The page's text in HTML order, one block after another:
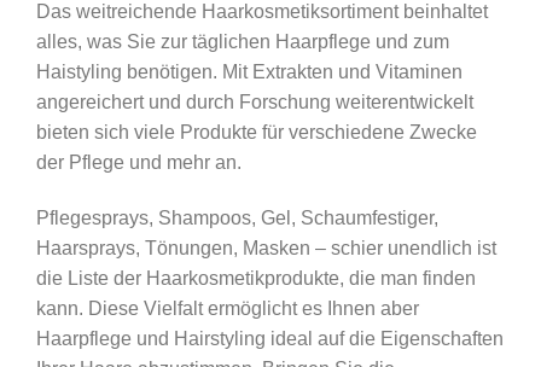
Das weitreichende Haarkosmetiksortiment beinhaltet
alles, was Sie zur täglichen Haarpflege und zum
Haistyling benötigen. Mit Extrakten und Vitaminen
angereichert und durch Forschung weiterentwickelt
bieten sich viele Produkte für verschiedene Zwecke
der Pflege und mehr an.
Pflegesprays, Shampoos, Gel, Schaumfestiger,
Haarsprays, Tönungen, Masken – schier unendlich ist
die Liste der Haarkosmetikprodukte, die man finden
kann. Diese Vielfalt ermöglicht es Ihnen aber
Haarpflege und Hairstyling ideal auf die Eigenschaften